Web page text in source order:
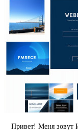
Привет! Меня зовут